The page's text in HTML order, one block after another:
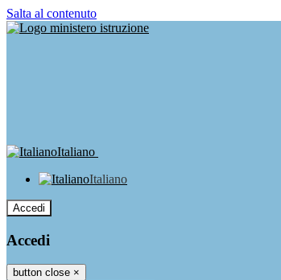
Salta al contenuto
Italiano
Italiano
Accedi
Accedi
button close ×